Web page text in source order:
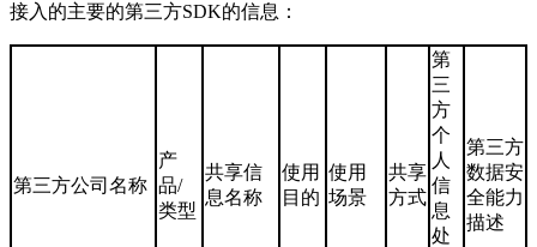
接入的主要的第三方SDK的信息：
第三方公司名称
产
品/
类型
共享信
息名称
使用
目的
使用
场景
共享
方式
第
三
方
个
人
信
息
处
第三方
数据安
全能力
描述